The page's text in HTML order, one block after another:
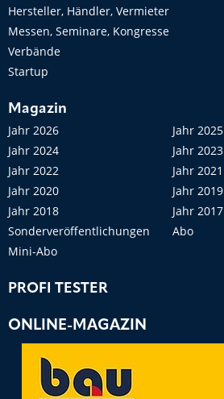
Hersteller, Händler, Vermieter
Messen, Seminare, Kongresse
Verbände
Startup
Magazin
Jahr 2026
Jahr 2025
Jahr 2024
Jahr 2023
Jahr 2022
Jahr 2021
Jahr 2020
Jahr 2019
Jahr 2018
Jahr 2017
Sonderveröffentlichungen
Abo
Mini-Abo
PROFI TESTER
ONLINE-MAGAZIN